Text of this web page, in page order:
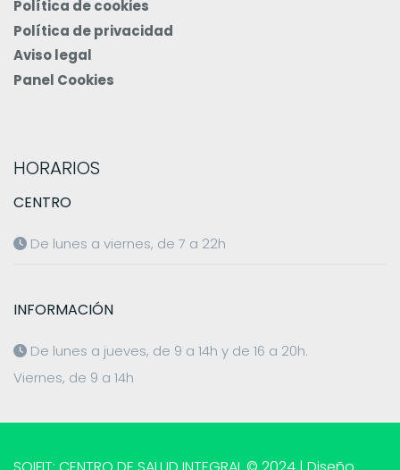
Política de cookies
Política de privacidad
Aviso legal
Panel Cookies
HORARIOS
CENTRO
De lunes a viernes, de 7 a 22h
INFORMACIÓN
De lunes a jueves, de 9 a 14h y de 16 a 20h.
Viernes, de 9 a 14h